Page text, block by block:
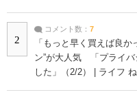
2
コメント数： 7
「もっと早く買えば良
ン”が大人気 「プライバ
した」（2/2） | ライフ